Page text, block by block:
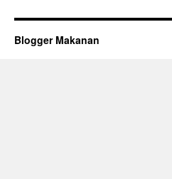
Blogger Makanan